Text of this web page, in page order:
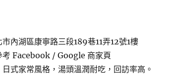
內湖區康寧路三段189巷11弄12號1樓
考 Facebook / Google 商家頁
式家常風格，湯頭溫潤耐吃，回訪率高。